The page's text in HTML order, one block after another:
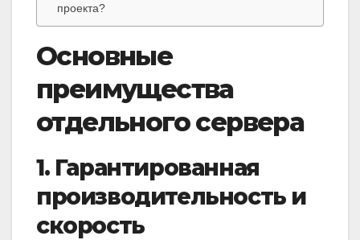
проекта?
Основные
преимущества
отдельного сервера
1. Гарантированная
производительность и
скорость